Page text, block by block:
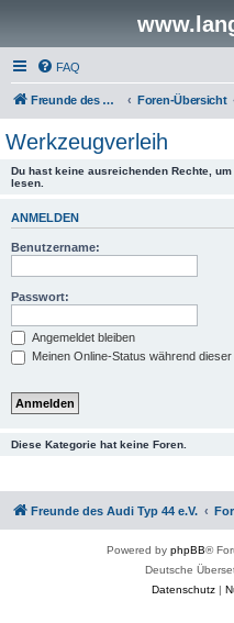
FAQ
Freunde des Audi Typ 44 e.V. Foren-Übersicht
Werkzeugverleih
Du hast keine ausreichenden Rechte,
lesen.
ANMELDEN
Benutzername:
Passwort:
Angemeldet bleiben
Meinen Online-Status während
Diese Kategorie hat keine Foren.
Freunde des Audi Typ 44 e.V.
Powered by phpBB®
Deutsche
Datenschutz|